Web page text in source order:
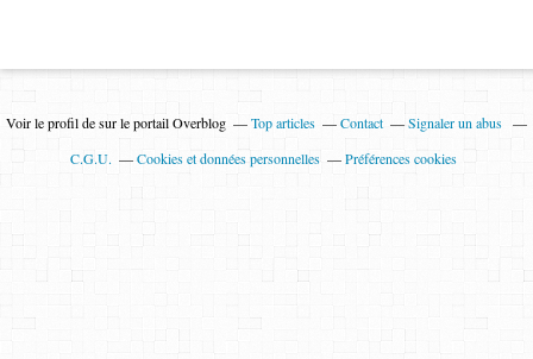
Voir le profil desur le portail Overblog Top articles Contact
Signaler un abus
C.G.U.
Cookies et données personnelles Préférences cookies